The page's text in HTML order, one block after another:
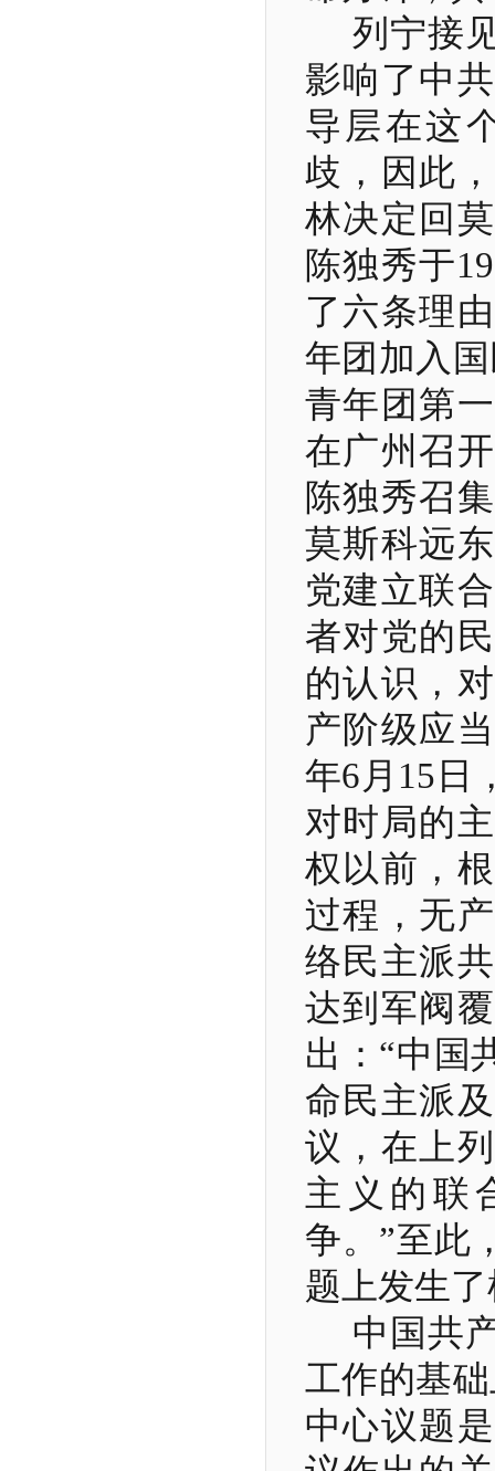
列宁接
影响了中
导层在这
歧，因此
林决定回
陈独秀于
了六条理
年团加入
青年团第
在广州召
陈独秀召
莫斯科远
党建立联
者对党的
的认识，
产阶级应
年6月 15 日
对时局的
权以前，
过程，无
络民主派
达到军阀
出：“中国
命民主派
议，在上
主义的联
争。”至此
题上发生
中国共
工作的基
中心议题